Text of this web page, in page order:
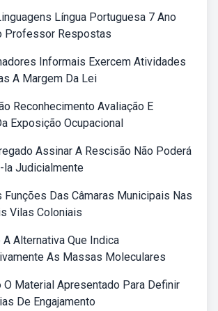
Língua Portuguesa 7 Ano
Professor Respostas
Informais Exercem Atividades
A Margem Da Lei
Reconhecimento Avaliação E
Exposição Ocupacional
Assinar A Rescisão Não Poderá
la Judicialmente
Funções Das Câmaras Municipais Nas
Vilas Coloniais
Alternativa Que Indica
As Massas Moleculares
O Material Apresentado Para Definir
De Engajamento